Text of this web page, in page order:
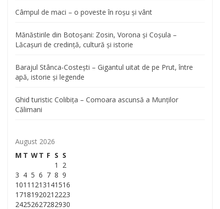
Câmpul de maci – o poveste în roșu și vânt
Mănăstirile din Botoșani: Zosin, Vorona și Coșula –
Lăcașuri de credință, cultură și istorie
Barajul Stânca-Costești – Gigantul uitat de pe Prut, între
apă, istorie și legende
Ghid turistic Colibița – Comoara ascunsă a Munților
Călimani
August 2026
M T WT F S S
1
2
3 4 5 6 7 8 9
1011 1213141516
1718192021 2223
24252627282930